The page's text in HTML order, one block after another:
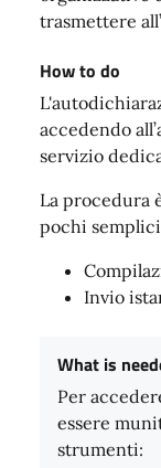
trasmettere
How to do
accedendo
servizio
La procedura
pochi semplici
Invio
What is
Per
essere
strumenti: